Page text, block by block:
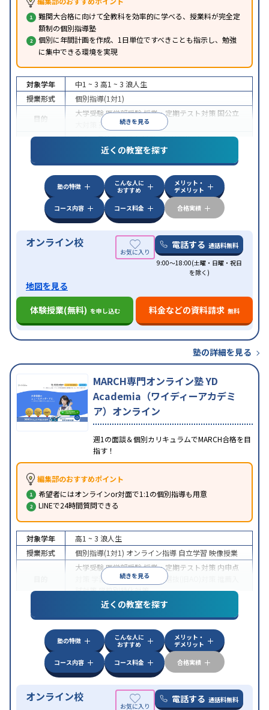
難関大合格に向けて全教科を効率的に学べる、授業料が完全定
額制の個別指導塾
個別に年間計画を作成、1日単位ですべきことも指示し、勉強
に集中できる環境を実現
続きを見る
対象学年 中1 ~ 3 高1 ~ 3 浪人生
授業形式
個別指導(1対1)
目的
大学受験医学部受験授業・定期テスト対策 国公立
英検(英語検定)対策
中高一貫校生に対応授業の振替可能オンライン対
自習室あり
近くの教室を探す
塾の特徴
こんな人に
おすすめ
メリット・
デメリット
コース内容
コース料金 合格実績
オンライン校 電話する 通話料無料
9:00～18:00(土曜・日曜・祝日
を除く)
地図を見る
体験授業(無料) を申し込む 料金などの資料請求 無料
塾の詳細を見る
MARCH専門オンライン塾 YD
Academia（ワイディーアカデミ
ア）オンライン
週1の面談＆個別カリキュラムでMARCH合格を目
指す！
編集部のおすすめポイント
希望者にはオンラインor対面で1:1の個別指導も用意
LINEで24時間質問できる
続きを見る
対象学年 高1 ~ 3 浪人生
授業形式
個別指導(1対1) オンライン指導 自立学習 映像授業
大学受験医学部受験授業・定期テスト対策 内申点
学習習慣の定着 総合型選抜(旧AO)対策
試対策学校別特化対策
特徴
中高一貫校生に対応授業の振替可能
学習にPC・タブレットを利用オンライン対応1
科目から受講可能
近くの教室を探す
塾の特徴
こんな人に
おすすめ
メリット・
デメリット
コース内容
コース料金 合格実績
オンライン校 電話する 通話料無料